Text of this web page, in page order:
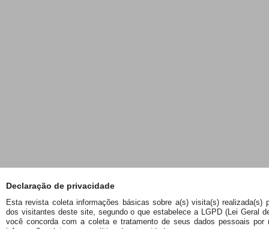
Declaração de privacidade
Esta revista coleta informações básicas sobre a(s) visita(s) realizada(s)
dos visitantes deste site, segundo o que estabelece a LGPD (Lei Geral
você concorda com a coleta e tratamento de seus dados pessoais